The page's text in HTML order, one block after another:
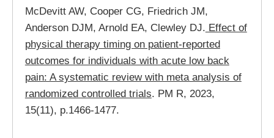
McDevitt AW, Cooper CG, Friedrich JM,
Anderson DJM, Arnold EA, Clewley DJ. Effect of
physical therapy timing on patient-reported
outcomes for individuals with acute low back
pain: A systematic review with meta analysis of
randomized controlled trials. PM R, 2023,
15(11), p.1466-1477.